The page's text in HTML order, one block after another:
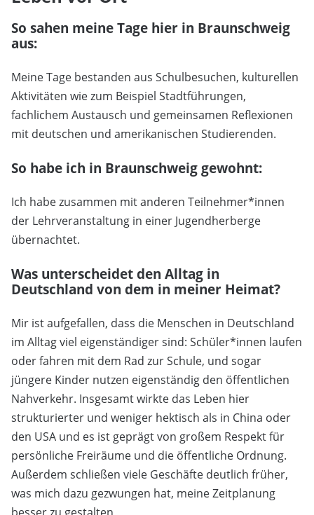
So sahen meine Tage hier in Braunschweig
aus:
Meine Tage bestanden aus Schulbesuchen, kulturellen
Aktivitäten wie zum Beispiel Stadtführungen,
fachlichem Austausch und gemeinsamen Reflexionen
mit deutschen und amerikanischen Studierenden.
So habe ich in Braunschweig gewohnt:
Ich habe zusammen mit anderen Teilnehmer*innen
der Lehrveranstaltung in einer Jugendherberge
übernachtet.
Was unterscheidet den Alltag in
Deutschland von dem in meiner Heimat?
Mir ist aufgefallen, dass die Menschen in Deutschland
im Alltag viel eigenständiger sind: Schüler*innen laufen
oder fahren mit dem Rad zur Schule, und sogar
jüngere Kinder nutzen eigenständig den öffentlichen
Nahverkehr. Insgesamt wirkte das Leben hier
strukturierter und weniger hektisch als in China oder
den USA und es ist geprägt von großem Respekt für
persönliche Freiräume und die öffentliche Ordnung.
Außerdem schließen viele Geschäfte deutlich früher,
was mich dazu gezwungen hat, meine Zeitplanung